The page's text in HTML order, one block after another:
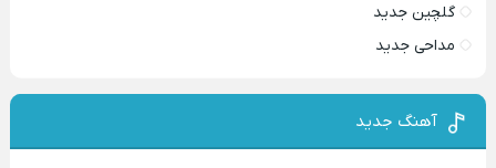
گلچین جدید
مداحی جدید
آهنگ جدید